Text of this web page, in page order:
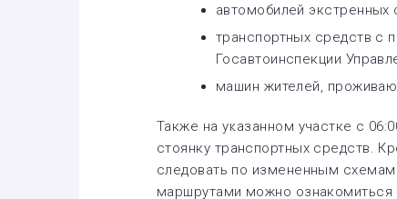
автомобилей экстренных
транспортных средств с
Госавтоинспекции
машин жителей,
Также на указанном участке с
стоянку транспортных средств.
следовать по измененным
маршрутами можно ознакомиться